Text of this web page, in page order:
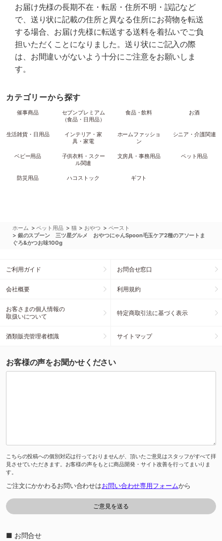
お届け先様の長期不在・転居・住所不明・誤記など
で、送り状に記載の住所と異なる住所にお荷物を転送
する場合、お届け先様に転送する送料を着払いでご負
担いただくことになりました。送り状にご記入の際
は、お間違いがないよう十分にご注意をお願いしま
す。
カテゴリーから探す
催事商品
セブンプレミアム
（食品・日用品）
食品・飲料 お酒
生活雑貨・日用品
インテリア・家
具・家電
ホームファッショ
ン
シニア・介護関連
ベビー用品
子供衣料・スクー
ル関連
文房具・事務用品 ペット用品
防災用品 ハコストック ギフト
ホーム >ペット用品 > 猫 > おやつ > ペースト
> 銀のスプーン 三ツ星グルメ おやつにゃんSpoon毛玉ケア2種のアソートま
ぐろ&かつお味100g
ご利用ガイド お問合せ窓口
会社概要 利用規約
お客さまの個人情報の
取扱いについて
特定商取引法に基づく表示
酒類販売管理者標識 サイトマップ
お客様の声をお聞かせください
こちらの投稿への個別対応は行っておりませんが、頂いたご意見はスタッフがすべて拝
見させていただきます。お客様の声をもとに商品開発・サイト改善を行ってまいりま
す。
ご注文にかかわるお問い合わせはお問い合わせ専用フォームから
■ お問合せ